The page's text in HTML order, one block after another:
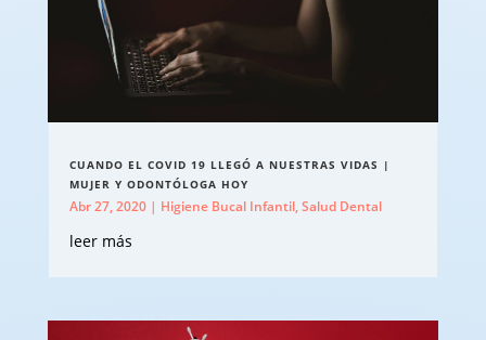
CUANDO EL COVID 19 LLEGÓ A NUESTRAS VIDAS |
MUJER Y ODONTÓLOGA HOY
Abr 27, 2020| Higiene Bucal Infantil,Salud Dental
leer más